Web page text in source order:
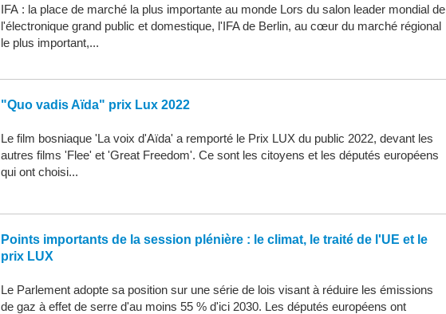
IFA : la place de marché la plus importante au monde Lors du salon leader mondial de
l'électronique grand public et domestique, l'IFA de Berlin, au cœur du marché régional
le plus important,...
"Quo vadis Aïda" prix Lux 2022
Le film bosniaque 'La voix d'Aïda' a remporté le Prix LUX du public 2022, devant les
autres films 'Flee' et 'Great Freedom'. Ce sont les citoyens et les députés européens
qui ont choisi...
Points importants de la session plénière : le climat, le traité de l'UE et le
prix LUX
Le Parlement adopte sa position sur une série de lois visant à réduire les émissions
de gaz à effet de serre d'au moins 55 % d'ici 2030. Les députés européens ont